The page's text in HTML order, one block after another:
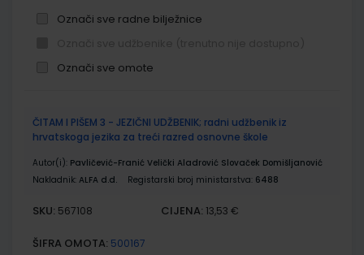
Označi sve radne bilježnice
Označi sve omote
proizvodi
ČITAM I PIŠEM 3 - JEZIČNI UDŽBENIK; radni udžbenik iz
hrvatskoga jezika za treći razred osnovne škole
Autor(i): Pavličević-Franić Velički Aladrović Slovaček Domišljanović
Nakladnik: ALFA d.d. Registarski broj ministarstva: 6488
SKU: 567108 CIJENA: 13,53 €
ŠIFRA OMOTA: 500167